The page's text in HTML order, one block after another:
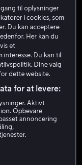
49 min
15 år
til oplysninger
i cookies, som
Du kan acceptere
Her kan du
et
interesse. Du kan til
Dine valg
dette website.
for at levere:
Aktivt
Opbevare
annoncering